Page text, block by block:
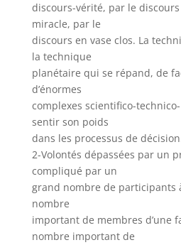
discours-vérité, par le
miracle, par le
discours en vase clos. La
la technique
planétaire qui se répand, de
d’énormes
complexes scientifico-
sentir son poids
dans les processus de
2-Volontés dépassées par un
compliqué par un
grand nombre de participants
nombre
important de membres d’une
nombre important de